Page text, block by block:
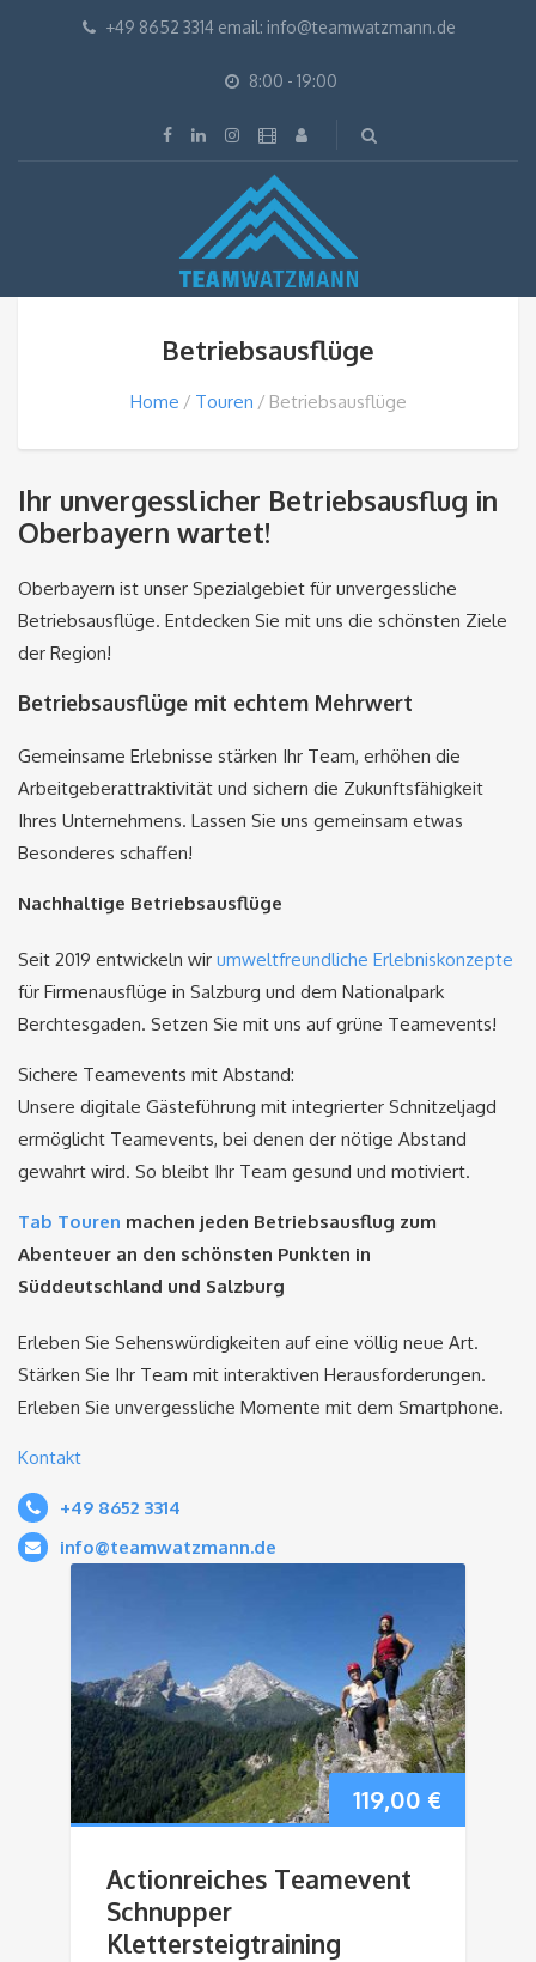
+49 8652 3314 email: info@teamwatzmann.de
8:00 - 19:00
Betriebsausflüge
Home Touren Betriebsausflüge
Ihr unvergesslicher Betriebsausflug in
Oberbayern wartet!
Oberbayern ist unser Spezialgebiet für unvergessliche
Betriebsausflüge. Entdecken Sie mit uns die schönsten Ziele
der Region!
Betriebsausflüge mit echtem Mehrwert
Gemeinsame Erlebnisse stärken Ihr Team, erhöhen die
Arbeitgeberattraktivität und sichern die Zukunftsfähigkeit
Ihres Unternehmens. Lassen Sie uns gemeinsam etwas
Besonderes schaffen!
Nachhaltige Betriebsausflüge
Seit 2019 entwickeln wir umweltfreundliche Erlebniskonzepte
für Firmenausflüge in Salzburg und dem Nationalpark
Berchtesgaden. Setzen Sie mit uns auf grüne Teamevents!
Sichere Teamevents mit Abstand:
Unsere digitale Gästeführung mit integrierter Schnitzeljagd
ermöglicht Teamevents, bei denen der nötige Abstand
gewahrt wird. So bleibt Ihr Team gesund und motiviert.
Tab Touren machen jeden Betriebsausflug zum
Abenteuer an den schönsten Punkten in
Süddeutschland und Salzburg
Erleben Sie Sehenswürdigkeiten auf eine völlig neue Art.
Stärken Sie Ihr Team mit interaktiven Herausforderungen.
Erleben Sie unvergessliche Momente mit dem Smartphone.
Kontakt
+49 8652 3314
info@teamwatzmann.de
119,00 €
Actionreiches Teamevent
Schnupper
Klettersteigtraining